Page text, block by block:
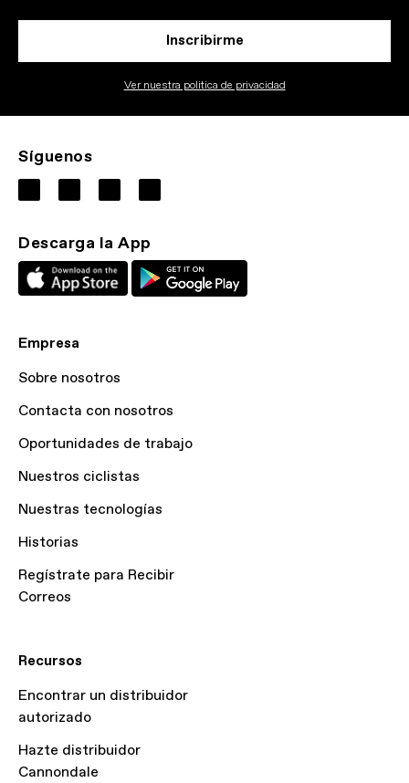
Inscribirme
Ver nuestra politica de privacidad
Síguenos
Descarga la App
Empresa
Sobre nosotros
Contacta con nosotros
Oportunidades de trabajo
Nuestros ciclistas
Nuestras tecnologías
Historias
Regístrate para Recibir
Correos
Recursos
Encontrar un distribuidor
autorizado
Hazte distribuidor
Cannondale